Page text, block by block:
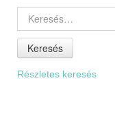
Keresés
Részletes keresés